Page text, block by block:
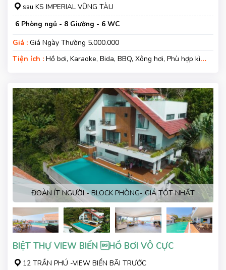
sau KS IMPERIAL VŨNG TÀU
6 Phòng ngủ - 8 Giường - 6 WC
Giá : Giá Ngày Thường 5.000.000
Tiện ích : Hồ bơi, Karaoke, Bida, BBQ, Xông hơi, Phù hợp kì
ĐOÀN ÍT NGƯỜI - BLOCK PHÒNG- GIÁ TỐT NHẤT
BIỆT THỰ VIEW BIỂN HỒ BƠI VÔ CỰC
12 TRẦN PHÚ -VIEW BIỂN BÃI TRƯỚC